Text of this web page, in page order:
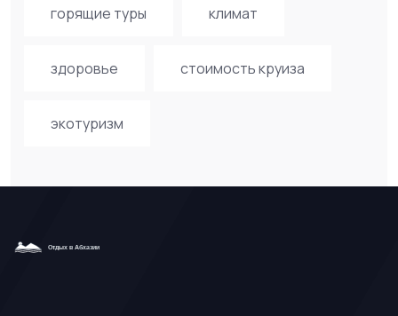
горящие туры климат
здоровье стоимость круиза
экотуризм